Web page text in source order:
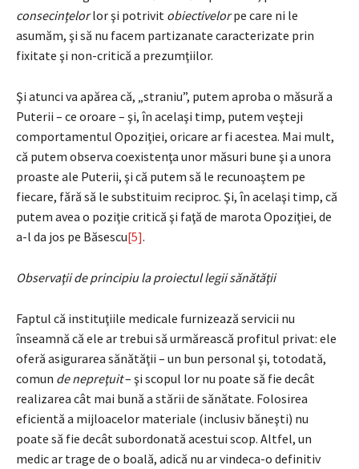
consecinţelorlor şi potrivit obiectivelorpe care ni le
asumăm, şi să nu facem partizanate caracterizate prin
fixitate şi non-critică a prezumţiilor.
Şi atunci va apărea că, „straniu”, putem aproba o măsură a
Puterii – ce oroare – şi, în acelaşi timp, putem veşteji
comportamentul Opoziţiei, oricare ar fi acestea. Mai mult,
că putem observa coexistenţa unor măsuri bune şi a unora
proaste ale Puterii, şi că putem să le recunoaştem pe
fiecare, fără să le substituim reciproc. Şi, în acelaşi timp, că
putem avea o poziţie critică şi faţă de marota Opoziţiei, de
a-l da jos pe Băsescu[5].
Observaţii de principiu la proiectul legii sănătăţii
Faptul că instituţiile medicale furnizează servicii nu
înseamnă că ele ar trebui să urmărească profitul privat: ele
oferă asigurarea sănătăţii – un bun personal şi, totodată,
comun de nepreţuit– şi scopul lor nu poate să fie decât
realizarea cât mai bună a stării de sănătate. Folosirea
eficientă a mijloacelor materiale (inclusiv băneşti) nu
poate să fie decât subordonată acestui scop. Altfel, un
medic ar trage de o boală, adică nu ar vindeca-o definitiv